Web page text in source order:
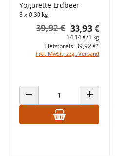
Yogurette Erdbeer
8 x 0,30 kg
33,93 €
39,92 €
14,14 €/1 kg
inkl. MwSt., zzgl. Versand
Tiefstpreis: 39,92 €*
ANZAHL VERRINGERN ANZAHL